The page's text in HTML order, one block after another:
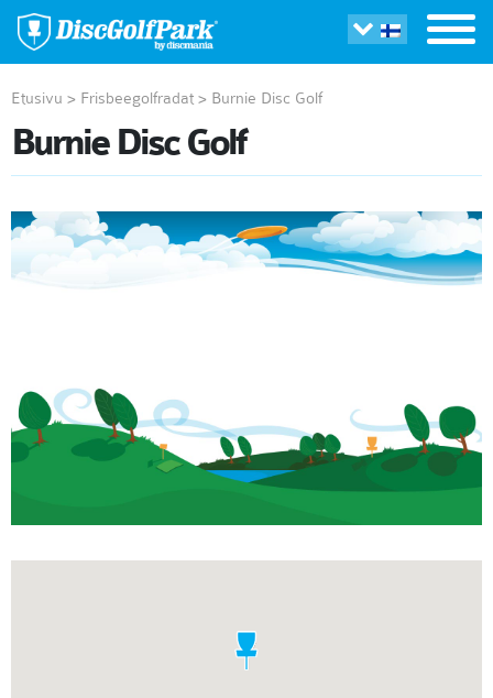
Etusivu > Frisbeegolfradat > Burnie Disc Golf
Burnie Disc Golf